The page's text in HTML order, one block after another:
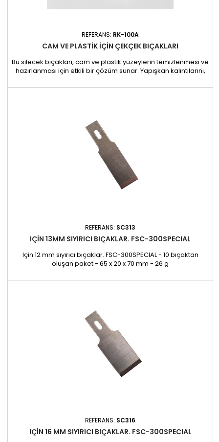
REFERANS: RK-100A
CAM VE PLASTIK IÇIN ÇEKÇEK BIÇAKLARI
Bu silecek bıçakları, cam ve plastik yüzeylerin temizlenmesi ve
hazırlanması için etkili bir çözüm sunar. Yapışkan kalıntılarını,
hassas yüzeylere zarar vermeden hassas ve dikkatli
REFERANS: SC313
IÇIN 13MM SIYIRICI BIÇAKLAR. FSC-300SPECIAL
Için 12 mm sıyırıcı bıçaklar. FSC-300SPECIAL - 10 bıçaktan
oluşan paket - 65 x 20 x 70 mm - 26 g
REFERANS: SC316
IÇIN 16 MM SIYIRICI BIÇAKLAR. FSC-300SPECIAL